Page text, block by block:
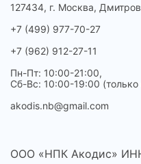
127434, г. Москва,
+7 (499) 977-70-27
+7 (962) 912-27-11
Пн-Пт: 10:00-21:00,
Сб-Вс: 10:00-19:00
akodis.nb@gmail.com
ООО «НПК Акодис»